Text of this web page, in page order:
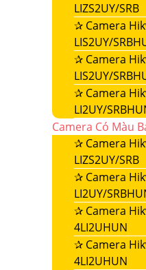
LIZS2UY/SRB
✰ Camera
LIS2UY/
✰ Camera
LIS2UY/
✰ Camera
LI2UY/
Camera Có Màu
✰ Camera
LIZS2UY/SRB
✰ Camera
LI2UY/
✰ Camera
4LI2UHUN
✰ Camera
4LI2UHUN